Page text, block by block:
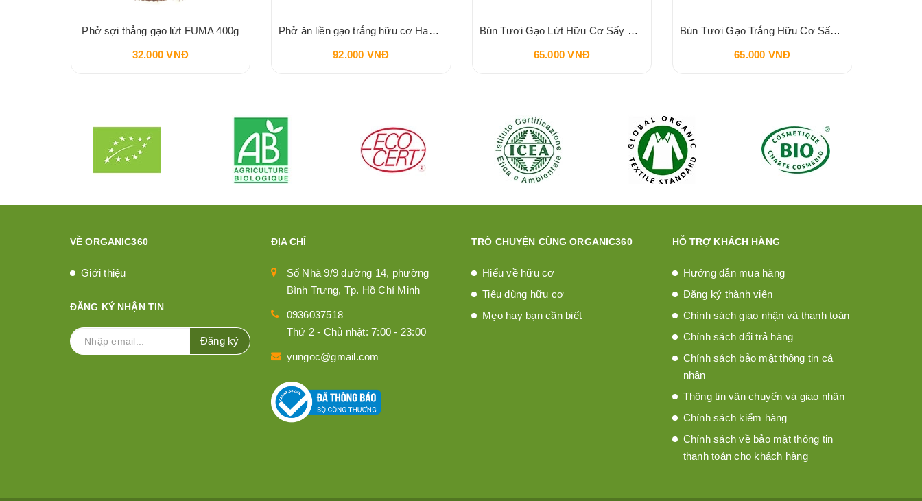
Phở sợi thẳng gạo lứt FUMA 400g
32.000 VNĐ
Phở ăn liền gạo trắng hữu cơ Hasa Bio 400g
92.000 VNĐ
Bún Tươi Gạo Lứt Hữu Cơ Sấy Khô HASA BIO 250g
65.000 VNĐ
Bún Tươi Gạo Trắng Hữu Cơ Sấy Khô HASA BIO 250g
65.000 VNĐ
VỀ ORGANIC360
Giới thiệu
ĐĂNG KÝ NHẬN TIN
Đăng ký
ĐỊA CHỈ
Số Nhà 9/9 đường 14, phường
Bình Trưng, Tp. Hồ Chí Minh
0936037518
Thứ 2 - Chủ nhật: 7:00 - 23:00
yungoc@gmail.com
TRÒ CHUYỆN CÙNG ORGANIC360
Hiểu về hữu cơ
Tiêu dùng hữu cơ
Mẹo hay bạn cần biết
HỖ TRỢ KHÁCH HÀNG
Hướng dẫn mua hàng
Đăng ký thành viên
Chính sách giao nhận và thanh toán
Chính sách đổi trả hàng
Chính sách bảo mật thông tin cá
nhân
Thông tin vận chuyển và giao nhận
Chính sách kiểm hàng
Chính sách về bảo mật thông tin
thanh toán cho khách hàng